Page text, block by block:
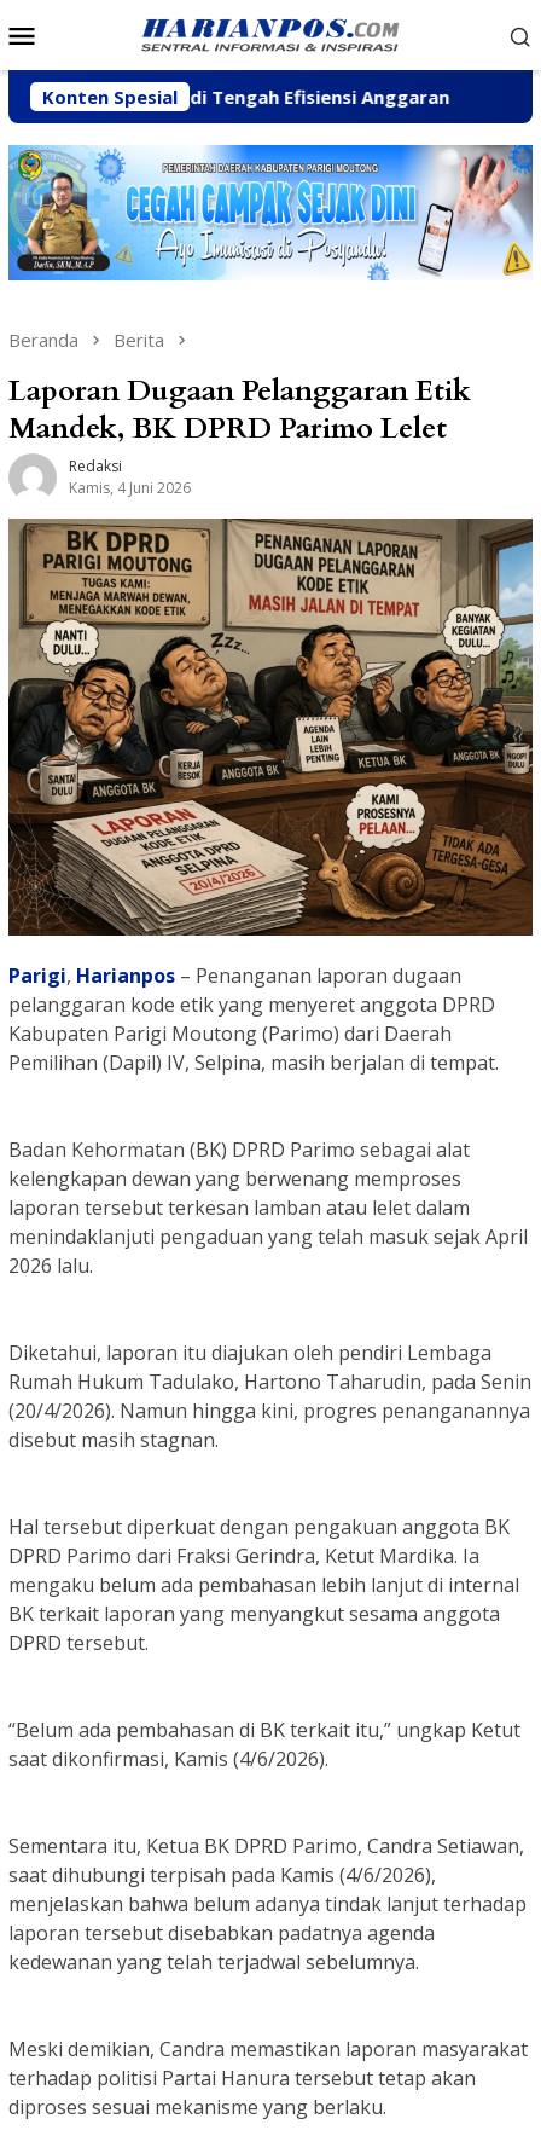
ke
Mobile
Konten Spesial
di Tengah Efisiensi Anggaran Fhatia Serap
Beranda Berita
Laporan Dugaan Pelanggaran Etik
Mandek, BK DPRD Parimo Lelet
Redaksi
Kamis, 4 Juni 2026
Parigi, Harianpos – Penanganan laporan dugaan
pelanggaran kode etik yang menyeret anggota DPRD
Kabupaten Parigi Moutong (Parimo) dari Daerah
Pemilihan (Dapil) IV, Selpina, masih berjalan di tempat.
Badan Kehormatan (BK) DPRD Parimo sebagai alat
kelengkapan dewan yang berwenang memproses
laporan tersebut terkesan lamban atau lelet dalam
menindaklanjuti pengaduan yang telah masuk sejak April
2026 lalu.
Diketahui, laporan itu diajukan oleh pendiri Lembaga
Rumah Hukum Tadulako, Hartono Taharudin, pada Senin
(20/4/2026). Namun hingga kini, progres penanganannya
disebut masih stagnan.
Hal tersebut diperkuat dengan pengakuan anggota BK
DPRD Parimo dari Fraksi Gerindra, Ketut Mardika. Ia
mengaku belum ada pembahasan lebih lanjut di internal
BK terkait laporan yang menyangkut sesama anggota
DPRD tersebut.
“Belum ada pembahasan di BK terkait itu,” ungkap Ketut
saat dikonfirmasi, Kamis (4/6/2026).
Sementara itu, Ketua BK DPRD Parimo, Candra Setiawan,
saat dihubungi terpisah pada Kamis (4/6/2026),
menjelaskan bahwa belum adanya tindak lanjut terhadap
laporan tersebut disebabkan padatnya agenda
kedewanan yang telah terjadwal sebelumnya.
Meski demikian, Candra memastikan laporan masyarakat
terhadap politisi Partai Hanura tersebut tetap akan
diproses sesuai mekanisme yang berlaku.